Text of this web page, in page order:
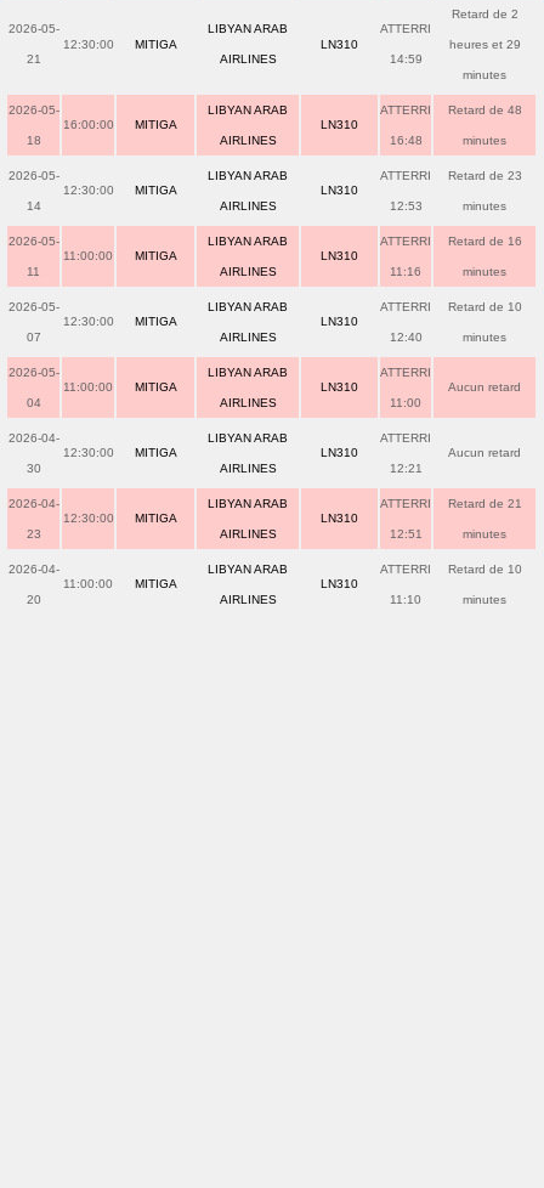
2026-05-
21
12:30:00 MITIGA
LIBYAN ARAB
AIRLINES
LN310
ATTERRI
14:59
Retard de 2
heures et 29
minutes
2026-05-
18
16:00:00 MITIGA
LIBYAN ARAB
AIRLINES
LN310
ATTERRI
16:48
Retard de 48
minutes
2026-05-
14
12:30:00 MITIGA
LIBYAN ARAB
AIRLINES
LN310
ATTERRI
12:53
Retard de 23
minutes
2026-05-
11
11:00:00 MITIGA
LIBYAN ARAB
AIRLINES
LN310
ATTERRI
11:16
Retard de 16
minutes
2026-05-
07
12:30:00 MITIGA
LIBYAN ARAB
AIRLINES
LN310
ATTERRI
12:40
Retard de 10
minutes
2026-05-
04
11:00:00 MITIGA
LIBYAN ARAB
AIRLINES
LN310
ATTERRI
11:00
Aucun retard
2026-04-
30
12:30:00 MITIGA
LIBYAN ARAB
AIRLINES
LN310
ATTERRI
12:21
Aucun retard
2026-04-
23
12:30:00 MITIGA
LIBYAN ARAB
AIRLINES
LN310
ATTERRI
12:51
Retard de 21
minutes
2026-04-
20
11:00:00 MITIGA
LIBYAN ARAB
AIRLINES
LN310
ATTERRI
11:10
Retard de 10
minutes